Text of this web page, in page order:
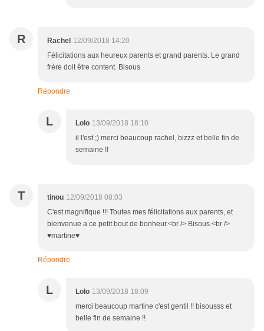
R Rachel 12/09/2018 14:20
Félicitations aux heureux parents et grand parents. Le grand
frère doit être content. Bisous
Répondre
L Lolo 13/09/2018 18:10
il l'est ;) merci beaucoup rachel, bizzz et belle fin de
semaine !!
T tinou 12/09/2018 08:03
C'est magnifique !!! Toutes mes félicitations aux parents, et
bienvenue a ce petit bout de bonheur.<br /> Bisous.<br />
♥martine♥
Répondre
L Lolo 13/09/2018 18:09
merci beaucoup martine c'est gentil !! bisousss et
belle fin de semaine !!